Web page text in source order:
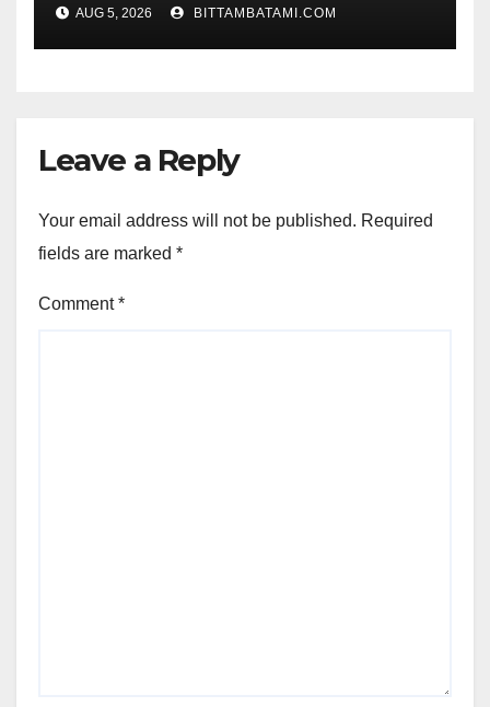
AUG 5, 2026 BITTAMBATAMI.COM
Leave a Reply
Your email address will not be published. Required
fields are marked *
Comment*